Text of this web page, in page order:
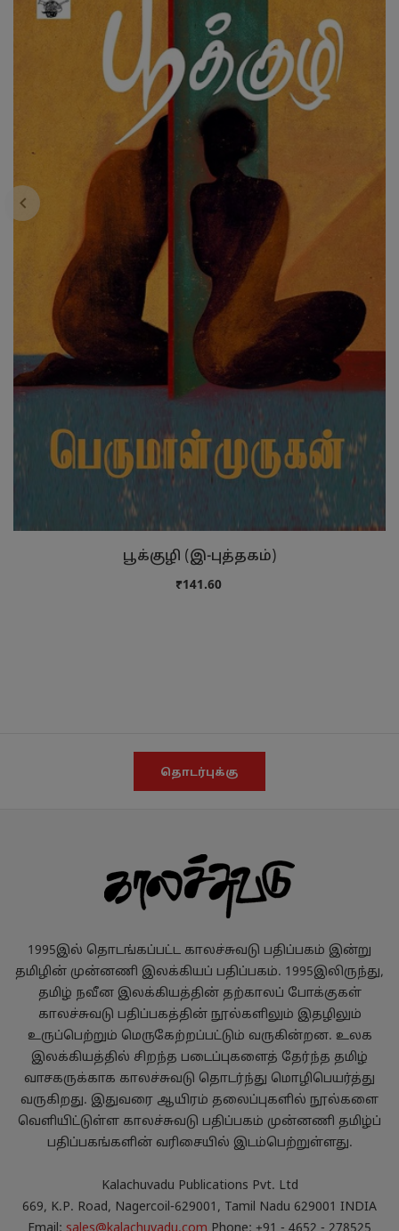
பூக்குழி (இ-புத்தகம்)
₹141.60
தொடர்புக்கு
1995இல் தொடங்கப்பட்ட காலச்சுவடு பதிப்பகம் இன்று
தமிழின் முன்னணி இலக்கியப் பதிப்பகம். 1995இலிருந்து,
தமிழ் நவீன இலக்கியத்தின் தற்காலப் போக்குகள்
காலச்சுவடு பதிப்பகத்தின் நூல்களிலும் இதழிலும்
உருப்பெற்றும் மெருகேற்றப்பட்டும் வருகின்றன. உலக
இலக்கியத்தில் சிறந்த படைப்புகளைத் தேர்ந்த தமிழ்
வாசகருக்காக காலச்சுவடு தொடர்ந்து மொழிபெயர்த்து
வருகிறது. இதுவரை ஆயிரம் தலைப்புகளில் நூல்களை
வெளியிட்டுள்ள காலச்சுவடு பதிப்பகம் முன்னணி தமிழ்ப்
பதிப்பகங்களின் வரிசையில் இடம்பெற்றுள்ளது.
Kalachuvadu Publications Pvt. Ltd
669, K.P. Road, Nagercoil-629001, Tamil Nadu 629001 INDIA